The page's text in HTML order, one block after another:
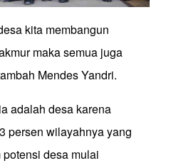
kita membangun
maka semua juga
Mendes Yandri.
adalah desa karena
persen wilayahnya yang
desa mulai